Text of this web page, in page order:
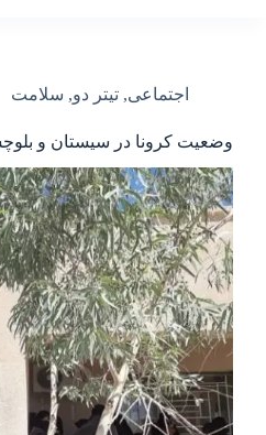
اجتماعی, تیتر دو, سلامت
وضعیت کرونا در سیستان و